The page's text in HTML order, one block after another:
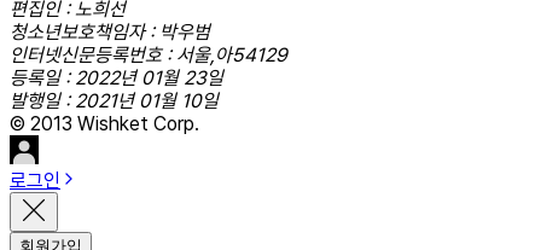
편집인 : 노희선
청소년보호책임자 : 박우범
인터넷신문등록번호 : 서울,아54129
등록일 : 2022년 01월 23일
발행일 : 2021년 01월 10일
© 2013 Wishket Corp.
로그인
회원가입